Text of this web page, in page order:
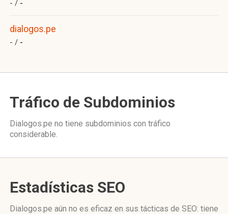
- / -
dialogos.pe
- / -
Tráfico de Subdominios
Dialogos.pe no tiene subdominios con tráfico
considerable.
Estadísticas SEO
Dialogos.pe aún no es eficaz en sus tácticas de SEO: tiene